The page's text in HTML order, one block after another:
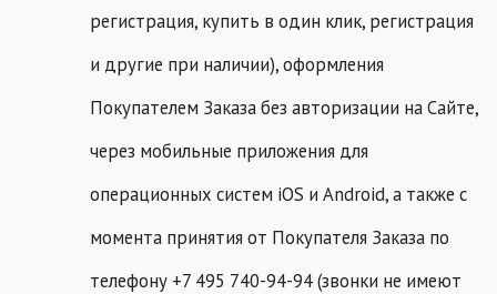
регистрация, купить в один клик, регистрация
и другие при наличии), оформления
Покупателем Заказа без авторизации на Сайте,
через мобильные приложения для
операционных систем iOS и Android, а также с
момента принятия от Покупателя Заказа по
телефону +7 495 740-94-94 (звонки не имеют